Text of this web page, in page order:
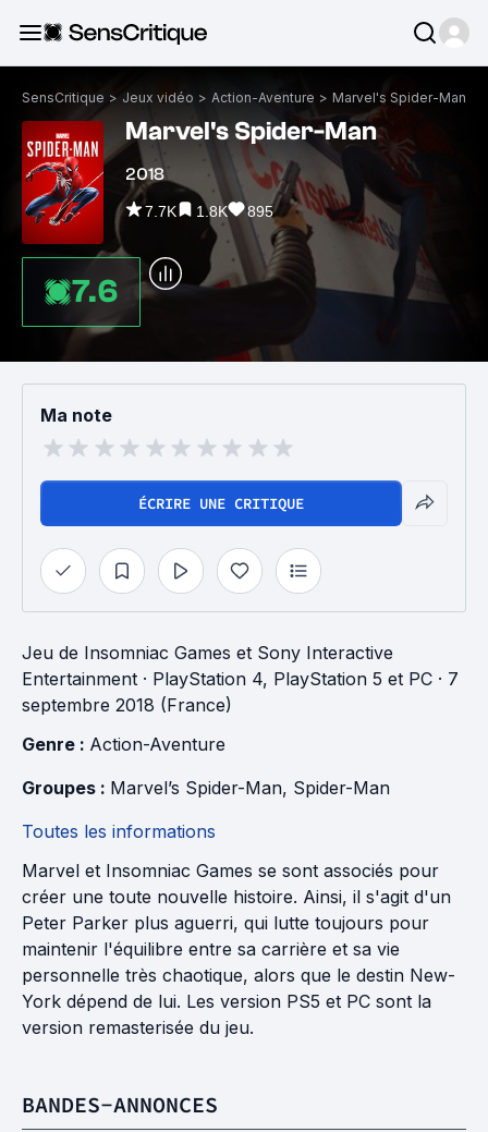
SensCritique > Jeux vidéo > Action-Aventure > Marvel's Spider-Man
Marvel's Spider-Man
2018
7.7K 1.8K 895
7.6
Ma note
ÉCRIRE UNE CRITIQUE
Jeu de Insomniac Games et Sony Interactive
Entertainment · PlayStation 4, PlayStation 5 et PC · 7
septembre 2018 (France)
Genre : Action-Aventure
Groupes : Marvel’s Spider-Man, Spider-Man
Toutes les informations
Marvel et Insomniac Games se sont associés pour
créer une toute nouvelle histoire. Ainsi, il s'agit d'un
Peter Parker plus aguerri, qui lutte toujours pour
maintenir l'équilibre entre sa carrière et sa vie
personnelle très chaotique, alors que le destin New-
York dépend de lui. Les version PS5 et PC sont la
version remasterisée du jeu.
BANDES-ANNONCES